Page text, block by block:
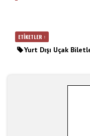
ETİKETLER :
Yurt Dışı Uçak